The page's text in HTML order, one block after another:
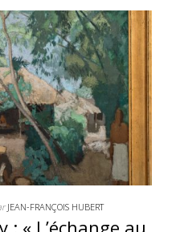
JEAN-FRANÇOIS HUBERT
« L’échange au